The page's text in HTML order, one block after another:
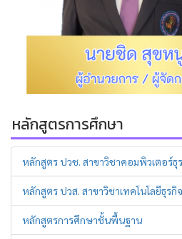
หลักสูตรการศึกษา
หลักสูตร ปวช. สาขาวิชาคอมพิวเตอร์ธุ
หลักสูตร ปวส. สาขาวิชาเทคโนโลยีธุรกิ
หลักสูตรการศึกษาชั้นพื้นฐาน